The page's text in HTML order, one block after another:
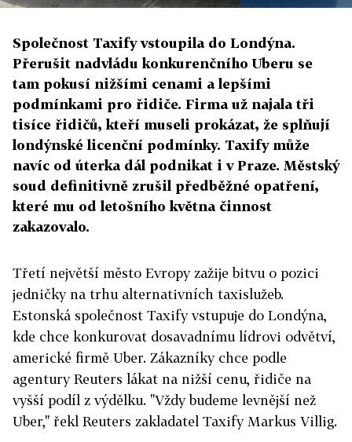
Společnost Taxify vstoupila do Londýna.
Přerušit nadvládu konkurenčního Uberu se
tam pokusí nižšími cenami a lepšími
podmínkami pro řidiče. Firma už najala tři
tisíce řidičů, kteří museli prokázat, že splňují
londýnské licenční podmínky. Taxify může
navíc od úterka dál podnikat i v Praze. Městský
soud definitivně zrušil předběžné opatření,
které mu od letošního května činnost
zakazovalo.
Třetí největší město Evropy zažije bitvu o pozici
jedničky na trhu alternativních taxislužeb.
Estonská společnost Taxify vstupuje do Londýna,
kde chce konkurovat dosavadnímu lídrovi odvětví,
americké firmě Uber. Zákazníky chce podle
agentury Reuters lákat na nižší cenu, řidiče na
vyšší podíl z výdělku. "Vždy budeme levnější než
Uber," řekl Reuters zakladatel Taxify Markus Villig.